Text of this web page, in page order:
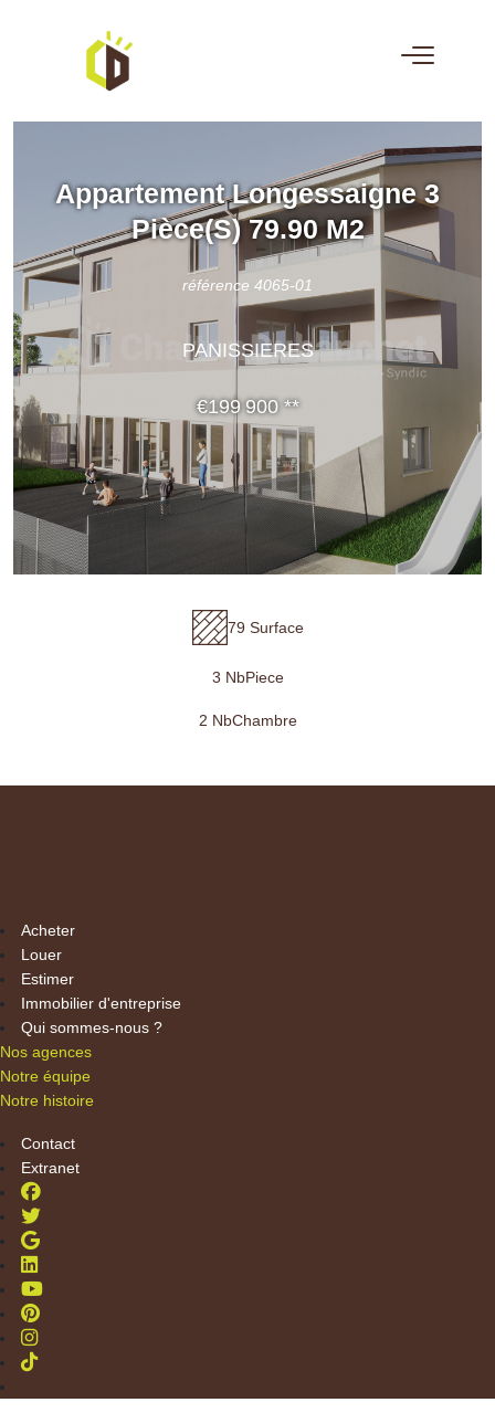
Appartement Longessaigne 3
Pièce(s) 79.90 M2
référence 4065-01
PANISSIERES
€199 900**
79 Surface
3 NbPiece
2 NbChambre
Acheter
Louer
Estimer
Immobilier d'entreprise
Qui sommes-nous ?
Nos agences
Notre équipe
Notre histoire
Contact
Extranet